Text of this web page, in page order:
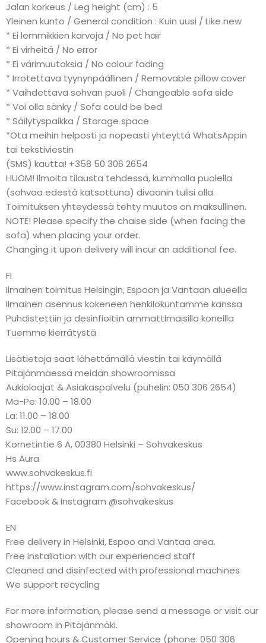
Jalan korkeus / Leg height (cm) : 5
Yleinen kunto / General condition : Kuin uusi / Like new
* Ei lemmikkien karvoja / No pet hair
* Ei virheitä / No error
* Ei värimuutoksia / No colour fading
* Irrotettava tyynynpäällinen / Removable pillow cover
* Vaihdettava sohvan puoli / Changeable sofa side
* Voi olla sänky / Sofa could be bed
* Säilytyspaikka / Storage space
*Ota meihin helposti ja nopeasti yhteyttä WhatsAppin
tai tekstiviestin
(SMS) kautta! +358 50 306 2654
HUOM! Ilmoita tilausta tehdessä, kummalla puolella
(sohvaa edestä katsottuna) divaanin tulisi olla.
Toimituksen yhteydessä tehty muutos on maksullinen.
NOTE! Please specify the chaise side (when facing the
sofa) when placing your order.
Changing it upon delivery will incur an additional fee.
FI
Ilmainen toimitus Helsingin, Espoon ja Vantaan alueella
Ilmainen asennus kokeneen henkilökuntamme kanssa
Puhdistettiin ja desinfioitiin ammattimaisilla koneilla
Tuemme kierrätystä
Lisätietoja saat lähettämällä viestin tai käymällä
Pitäjänmäessä meidän showroomissa
Aukioloajat & Asiakaspalvelu (puhelin: 050 306 2654)
Ma-Pe: 10.00 – 18.00
La: 11.00 – 18.00
Su: 12.00 – 17.00
Kornetintie 6 A, 00380 Helsinki – Sohvakeskus
Hs Aura
www.sohvakeskus.fi
https://www.instagram.com/sohvakeskus/
Facebook & Instagram @sohvakeskus
EN
Free delivery in Helsinki, Espoo and Vantaa area.
Free installation with our experienced staff
Cleaned and disinfected with professional machines
We support recycling
For more information, please send a message or visit our
showroom in Pitäjänmäki.
Opening hours & Customer Service (phone: 050 306